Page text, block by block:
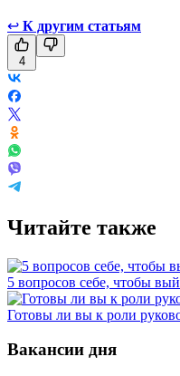
↩ К другим статьям
4
Читайте также
5 вопросов себе, чтобы
Готовы ли вы к роли
Вакансии дня